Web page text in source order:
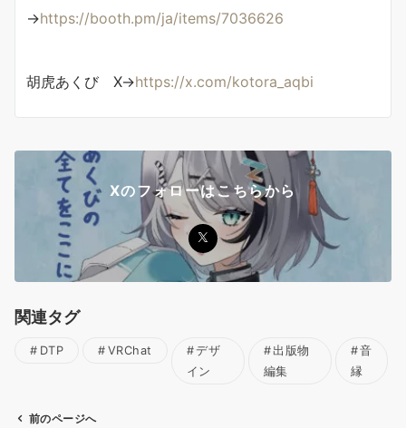
→https://booth.pm/ja/items/7036626
胡虎あくび X→https://x.com/kotora_aqbi
Xのフォローはこちらから
関連タグ
DTP VRChat
デザ
イン
出版物
編集
音
縁
前のページへ